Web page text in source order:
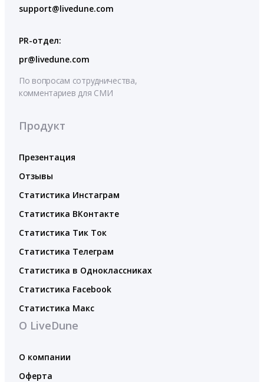
support@livedune.com
PR-отдел:
pr@livedune.com
По вопросам сотрудничества,
комментариев для СМИ
Продукт
Презентация
Отзывы
Статистика Инстаграм
Статистика ВКонтакте
Статистика Тик Ток
Статистика Телеграм
Статистика в Одноклассниках
Статистика Facebook
Статистика Макс
О LiveDune
О компании
Оферта